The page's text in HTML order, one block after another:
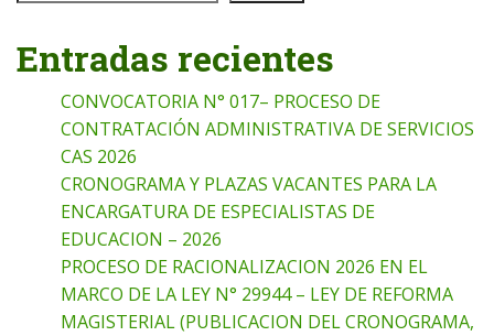
Entradas recientes
CONVOCATORIA N° 017– PROCESO DE
CONTRATACIÓN ADMINISTRATIVA DE SERVICIOS
CAS 2026
CRONOGRAMA Y PLAZAS VACANTES PARA LA
ENCARGATURA DE ESPECIALISTAS DE
EDUCACION – 2026
PROCESO DE RACIONALIZACION 2026 EN EL
MARCO DE LA LEY N° 29944 – LEY DE REFORMA
MAGISTERIAL (PUBLICACION DEL CRONOGRAMA,